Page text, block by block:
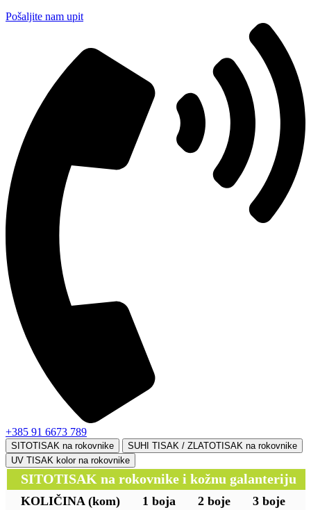
Pošaljite nam upit
+385 91 6673 789
SITOTISAK na rokovnike
SUHI TISAK / ZLATOTISAK na rokovnike
UV TISAK kolor na rokovnike
SITOTISAK na rokovnike i kožnu galanteriju
KOLIČINA (kom) 1 boja 2 boje 3 boje